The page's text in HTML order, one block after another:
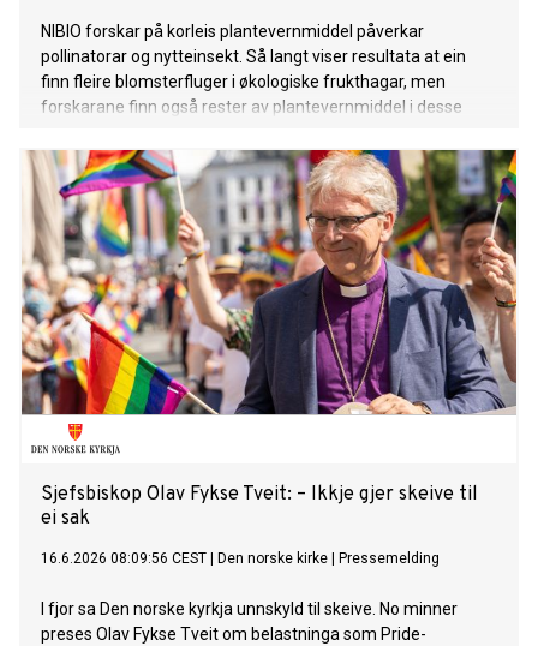
NIBIO forskar på korleis plantevernmiddel påverkar
pollinatorar og nytteinsekt. Så langt viser resultata at ein
finn fleire blomsterfluger i økologiske frukthagar, men
forskarane finn også rester av plantevernmiddel i desse
Sjefsbiskop Olav Fykse Tveit: – Ikkje gjer skeive til
ei sak
16.6.2026 08:09:56 CEST Den norske kirke Pressemelding
I fjor sa Den norske kyrkja unnskyld til skeive. No minner
preses Olav Fykse Tveit om belastninga som Pride-